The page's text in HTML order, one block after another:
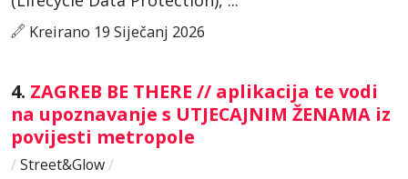
Kreirano 19 Siječanj 2026
4. ZAGREB BE THERE // aplikacija te vodi
na upoznavanje s UTJECAJNIM ŽENAMA iz
povijesti metropole
/ Street&Glow/